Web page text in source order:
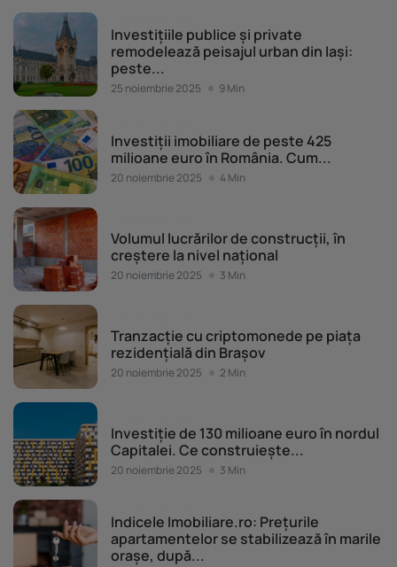
Investițiile publice și private
remodelează peisajul urban din Iași:
peste...
25 noiembrie 2025 9 Min
Investiții imobiliare de peste 425
milioane euro în România. Cum...
20 noiembrie 2025 4 Min
Volumul lucrărilor de construcții, în
creștere la nivel național
20 noiembrie 2025 3 Min
Tranzacție cu criptomonede pe piața
rezidențială din Brașov
20 noiembrie 2025 2 Min
Investiție de 130 milioane euro în nordul
Capitalei. Ce construiește...
20 noiembrie 2025 3 Min
Indicele Imobiliare.ro: Prețurile
apartamentelor se stabilizează în marile
orașe, după...